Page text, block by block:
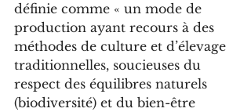
définie comme « un mode de
production ayant recours à des
méthodes de culture et d’élevage
traditionnelles, soucieuses du
respect des équilibres naturels
(biodiversité) et du bien-être